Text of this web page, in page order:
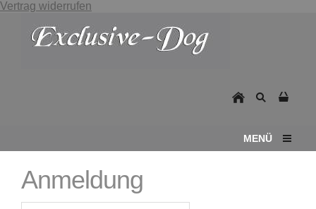
Vertrag widerrufen
MENÜ
Anmeldung